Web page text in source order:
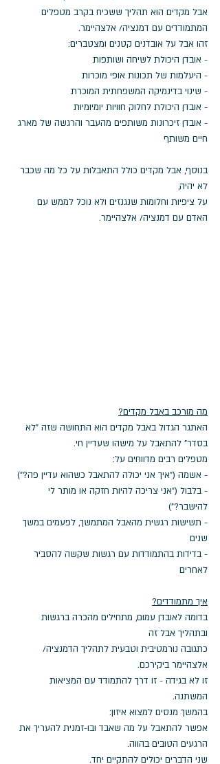
אבל מקדים הוא תהליך ששכיח בקרב מטפלים
המתמודדים עם דמנציה/ אלצהיימר.
זהו אבל על אובדנים קטנים ומצטברים:
- אובדן היכולת לשיחה ושותפות
- היעלמות של תכונות אופי מוכרות
- שינוי בדינמיקה המשפחתית המוכרת
- אובדן היכולת לחלוק חוויות יומיומיות
- אובדן זיכרונות משותפים מהעבר והרגשה של מארג
חיים משותף
בנוסף, אבל מקדים כולל התאבלות על כל מה שכבר
לא יהיה,
על ציפיות וחלומות שנגנזים ולא נוכל לממש עם
האדם עם דמנציה/ אלצהיימר.
מה מורכב באבל מקדים?
האתגר הגדול באבל מקדים הוא התחושה שזה "לא
בסדר" להתאבל על מישהו שעדיין חי.
מטפלים רבים מדווחים על:
- אשמה ("איך אני יכולה להתאבל כשהוא עדיין פה?")
- בלבול ("אני צריכה להיות חזקה או מותר לי
להישבר?")
- תשישות רגשית מהאבל המתמשך, לפעמים במשך
שנים
- בדידות בהתמודדות עם רגשות שקשה להסביר
לאחרים
איך מתמודדים?
בדומה לאובדן עמום, מתחילים מהכרה ברגשות
ובתהליך אבל זה
כתגובה נורמטיבית וטבעית לתהליך הדמנציה/
אלצהיימר ביקירכם.
זו לא בגידה - זו דרך להתמודד עם המציאות
המשתנה.
בהמשך מנסים למצוא איזון:
אפשר להתאבל על מה שאבד ובו-זמנית להעריך את
הרגעים הטובים בהווה.
שני הדברים יכולים להתקיים יחד.